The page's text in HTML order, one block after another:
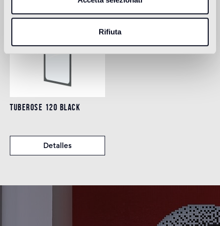
Rifiuta
TUBEROSE 120 BLACK
Detalles